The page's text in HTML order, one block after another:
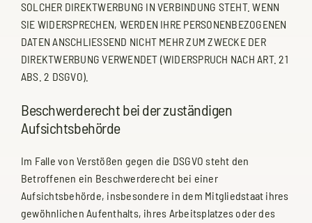
SOLCHER DIREKTWERBUNG IN VERBINDUNG STEHT. WENN
SIE WIDERSPRECHEN, WERDEN IHRE PERSONENBEZOGENEN
DATEN ANSCHLIESSEND NICHT MEHR ZUM ZWECKE DER
DIREKTWERBUNG VERWENDET (WIDERSPRUCH NACH ART. 21
ABS. 2 DSGVO).
Beschwerde­recht bei der zuständigen
Aufsichts­behörde
Im Falle von Verstößen gegen die DSGVO steht den
Betroffenen ein Beschwerderecht bei einer
Aufsichtsbehörde, insbesondere in dem Mitgliedstaat ihres
gewöhnlichen Aufenthalts, ihres Arbeitsplatzes oder des